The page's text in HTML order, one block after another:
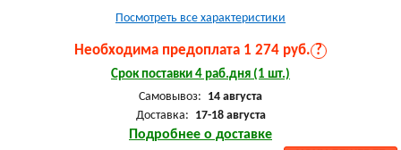
Посмотреть все характеристики
Необходима предоплата 1 274 руб. ?
Срок поставки 4 раб.дня (1 шт.)
Самовывоз: 14 августа
Доставка: 17-18 августа
Подробнее о доставке